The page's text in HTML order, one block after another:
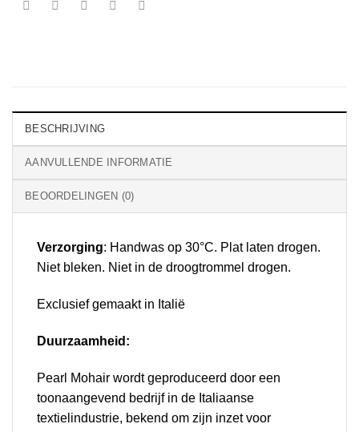
BESCHRIJVING
AANVULLENDE INFORMATIE
BEOORDELINGEN (0)
Verzorging: Handwas op 30°C. Plat laten drogen.
Niet bleken. Niet in de droogtrommel drogen.
Exclusief gemaakt in Italië
Duurzaamheid:
Pearl Mohair wordt geproduceerd door een
toonaangevend bedrijf in de Italiaanse
textielindustrie, bekend om zijn inzet voor